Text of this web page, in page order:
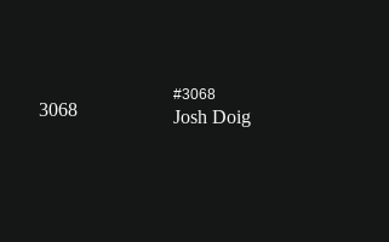
3068
#3068
Josh Doig